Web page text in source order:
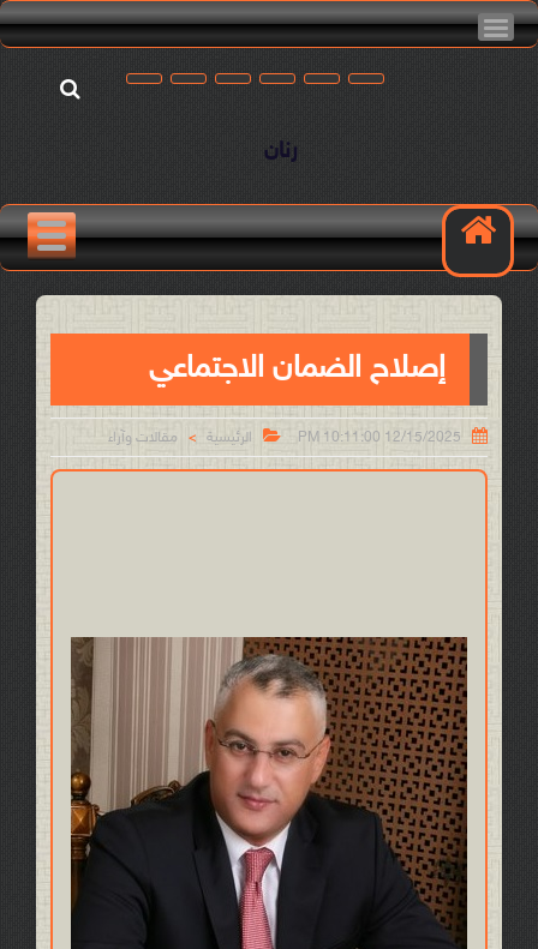
رنان
إصلاح الضمان الاجتماعي

12/15/2025 10:11:00 PM
 الرئيسية > مقالات وآراء